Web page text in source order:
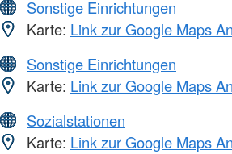
Sonstige Einrichtungen
Karte: Link zur Google Maps
Sonstige Einrichtungen
Karte: Link zur Google Maps
Sozialstationen
Karte: Link zur Google Maps